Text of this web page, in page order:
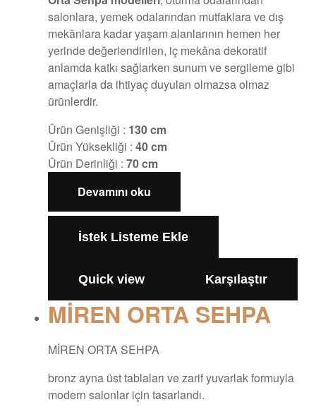
salonlara, yemek odalarından mutfaklara ve dış
mekânlara kadar yaşam alanlarının hemen her
yerinde değerlendirilen, iç mekâna dekoratif
anlamda katkı sağlarken sunum ve sergileme gibi
amaçlarla da ihtiyaç duyulan olmazsa olmaz
ürünlerdir.
Ürün Genişliği : 130 cm
Ürün Yüksekliği : 40 cm
Ürün Derinliği : 70 cm
Devamını oku
İstek Listeme Ekle
Quick view Karşılaştır
MİREN ORTA SEHPA
MİREN ORTA SEHPA
bronz ayna üst tablaları ve zarif yuvarlak formuyla
modern salonlar için tasarlandı.